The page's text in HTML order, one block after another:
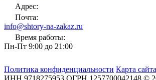
Адрес:
Почта:
info@shtory-na-zakaz.ru
Время работы:
Пн-Пт 9:00 до 21:00
Политика конфиденциальности Карта сайта
ИНН 9718275953 ОГРН 1257700042148 ©